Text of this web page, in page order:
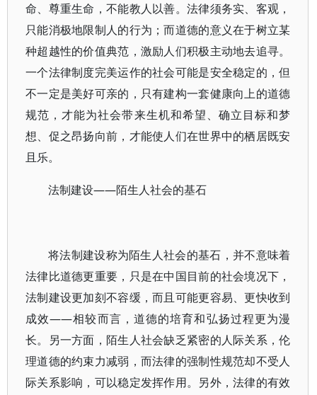
命、尊重生命，不能教人以善。法律须务实、客观，
只能消极地限制人的行为；而道德的意义在于树立某
种超越性的价值典范，激励人们积极主动地去追寻。
一个法律制度完美运作的社会可能是安全稳定的，但
不一定是美好可亲的，只有建构一套健康向上的道德
规范，才能为社会带来生机和希望、确立目标和梦
想、促之昂扬向前，才能使人们在世界中的栖居既安
且乐。
法制建设——陌生人社会的基石
将法制建设称为陌生人社会的基石，并不意味着
法律比道德更重要，只是在中国目前的社会境况下，
法制建设更加刻不容缓，而且可能更容易、更快收到
成效——相较而言，道德的培育和弘扬过程更为漫
长。另一方面，陌生人社会缺乏紧密的人际关系，伦
理道德的约束力减弱，而法律的强制性规范却不受人
际关系影响，可以稳定发挥作用。另外，法律的有效